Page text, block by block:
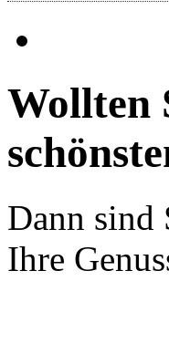
Wollten
Dann sind
Ihre